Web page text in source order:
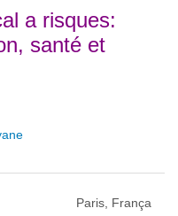
a risques:
santé et
Paris, França